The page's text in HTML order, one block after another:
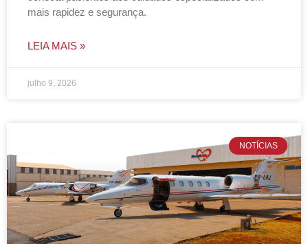
mais rapidez e segurança.
LEIA MAIS »
julho 9, 2026
NOTÍCIAS